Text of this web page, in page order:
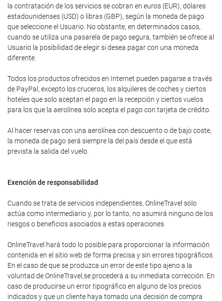
la contratación de los servicios se cobran en euros (EUR), dólares
estadounidenses (USD) o libras (GBP), según la moneda de pago
que seleccione el Usuario. No obstante, en determinados casos,
cuando se utiliza una pasarela de pago segura, también se ofrece al
Usuario la posibilidad de elegir si desea pagar con una moneda
diferente.
Todos los productos ofrecidos en Internet pueden pagarse a través
de PayPal, excepto los cruceros, los alquileres de coches y ciertos
hoteles que solo aceptan el pago en la recepción y ciertos vuelos
para los que la aerolínea solo acepta el pago con tarjeta de crédito.
Al hacer reservas con una aerolínea con descuento o de bajo coste,
la moneda de pago será siempre la del país desde el que está
prevista la salida del vuelo.
Exención de responsabilidad
Cuando se trata de servicios independientes, OnlineTravel solo
actúa como intermediario y, por lo tanto, no asumirá ninguno de los
riesgos o beneficios asociados a estas operaciones.
OnlineTravel hará todo lo posible para proporcionar la información
contenida en el sitio web de forma precisa y sin errores tipográficos.
En el caso de que se produzca un error de este tipo ajeno a la
voluntad de OnlineTravel,se procederá a su inmediata corrección. En
caso de producirse un error tipográfico en alguno de los precios
indicados y que un cliente haya tomado una decisión de compra